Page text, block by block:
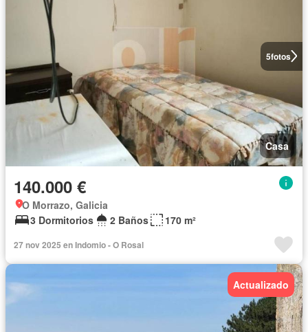
5fotos
Casa
140.000 €
O Morrazo, Galicia
3 Dormitorios
2 Baños 170 m²
27 nov 2025 en Indomio - O Rosal
Actualizado